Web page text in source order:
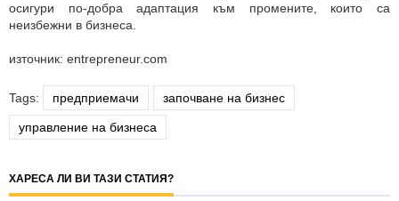
осигури по-добра адаптация към промените, които са
неизбежни в бизнеса.
източник: entrepreneur.com
Tags: предприемачи започване на бизнес
управление на бизнеса
ХАРЕСА ЛИ ВИ ТАЗИ СТАТИЯ?